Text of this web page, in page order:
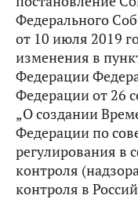
Федерального
от 10 июля 2019
изменения в
Федерации
Федерации от 26
„О создании
Федерации по
регулирования в
контроля
контроля в